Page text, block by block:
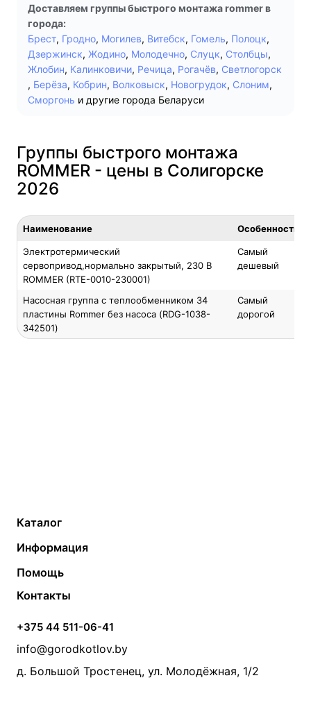
Доставляем группы быстрого монтажа rommer в
города:
Брест, Гродно, Могилев, Витебск, Гомель, Полоцк,
Дзержинск, Жодино, Молодечно, Слуцк, Столбцы,
Жлобин, Калинковичи, Речица, Рогачёв, Светлогорск
, Берёза, Кобрин, Волковыск, Новогрудок, Слоним,
Сморгонь и другие города Беларуси
Группы быстрого монтажа
ROMMER - цены в Солигорске
2026
Наименование Особенность
Электротермический
сервопривод,нормально закрытый, 230 В
ROMMER (RTE-0010-230001)
Самый
дешевый
Насосная группа с теплообменником 34
пластины Rommer без насоса (RDG-1038-
342501)
Самый
дорогой
Каталог
Твердотопливные котлы
Электрические котлы
Банные печи
Камины и печи
Теплый пол
Радиаторы
Насосы
Дымоходы
Информация
Контакты
Статьи
Акции
Производители
Помощь
Монтаж систем отопления
Прайс по монтажу систем отопления
Проект систем отопления
Контакты
+375 44 511-06-41
info@gorodkotlov.by
д. Большой Тростенец, ул. Молодёжная, 1/2